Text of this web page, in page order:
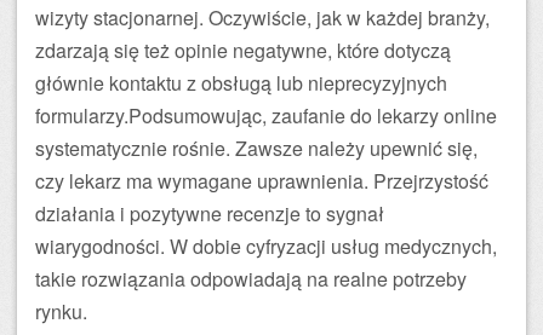
wizyty stacjonarnej. Oczywiście, jak w każdej branży,
zdarzają się też opinie negatywne, które dotyczą
głównie kontaktu z obsługą lub nieprecyzyjnych
formularzy.Podsumowując, zaufanie do lekarzy online
systematycznie rośnie. Zawsze należy upewnić się,
czy lekarz ma wymagane uprawnienia. Przejrzystość
działania i pozytywne recenzje to sygnał
wiarygodności. W dobie cyfryzacji usług medycznych,
takie rozwiązania odpowiadają na realne potrzeby
rynku.